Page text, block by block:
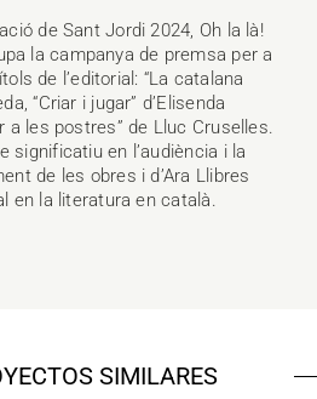
de Sant Jordi 2024, Oh la là!
la campanya de premsa per a
de l’editorial: “La catalana
“Criar i jugar” d’Elisenda
a les postres” de Lluc Cruselles.
significatiu en l’audiència i la
de les obres i d’Ara Llibres
en la literatura en català.
SIMILARES